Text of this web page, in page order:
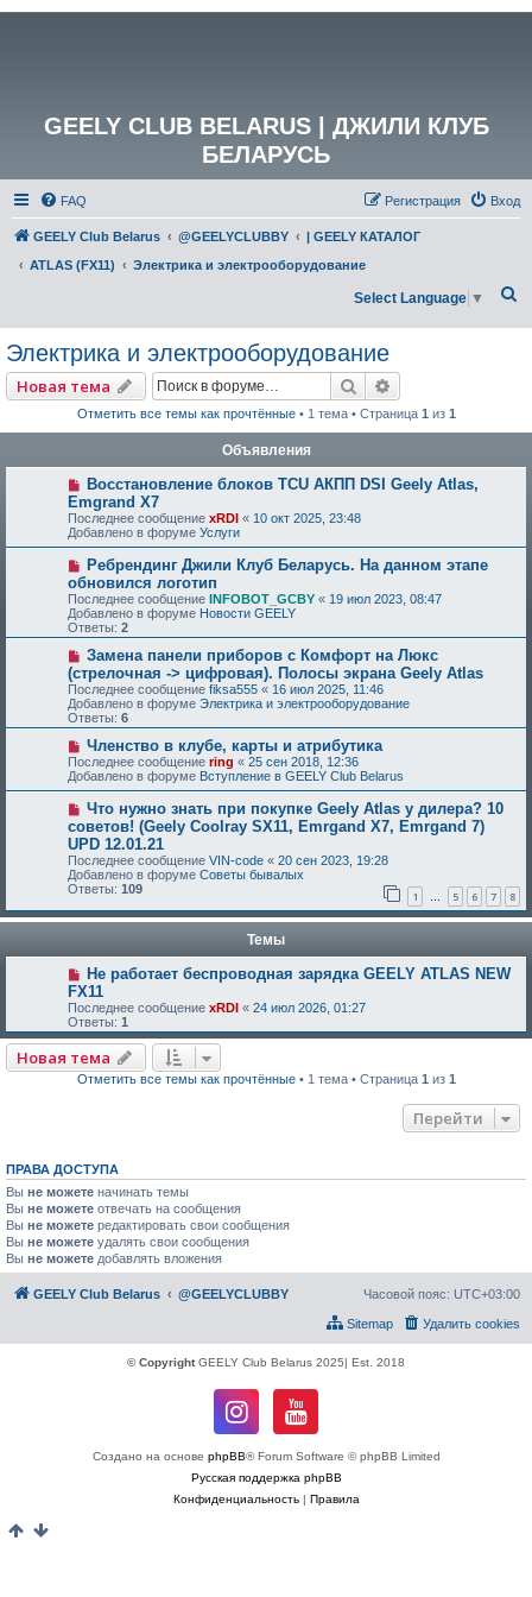
GEELY CLUB BELARUS | ДЖИЛИ КЛУБ
БЕЛАРУСЬ
FAQ Вход
Регистрация
GEELY Club Belarus @GEELYCLUBBY
| GEELY КАТАЛОГ
ATLAS (FX11)
Электрика и электрооборудование
Select Language ▼
Электрика и электрооборудование
Новая тема Поиск
Отметить все темы как прочтённые• 1 тема • Страница 1 из 1
Объявления
Восстановление блоков TCU АКПП DSI Geely Atlas,
Emgrand X7
Последнее сообщение xRDI « 10 окт 2025, 23:48
Добавлено в форуме Услуги
Ребрендинг Джили Клуб Беларусь. На данном этапе
обновился логотип
Последнее сообщение INFOBOT_GCBY « 19 июл 2023, 08:47
Добавлено в форуме Новости GEELY
Ответы: 2
Замена панели приборов с Комфорт на Люкс
(стрелочная -> цифровая). Полосы экрана Geely Atlas
Последнее сообщение fiksa555 « 16 июл 2025, 11:46
Добавлено в форуме Электрика и электрооборудование
Ответы: 6
Членство в клубе, карты и атрибутика
Последнее сообщение ring « 25 сен 2018, 12:36
Добавлено в форуме Вступление в GEELY Club Belarus
Что нужно знать при покупке Geely Atlas у дилера? 10
советов! (Geely Coolray SX11, Emrgand X7, Emrgand 7)
UPD 12.01.21
Последнее сообщение VIN-code « 20 сен 2023, 19:28
Добавлено в форуме Советы бывалых
Ответы: 109 1 … 5 6 7 8
Темы
Не работает беспроводная зарядка GEELY ATLAS NEW
FX11
Последнее сообщение xRDI « 24 июл 2026, 01:27
Ответы: 1
Новая тема
Отметить все темы как прочтённые• 1 тема • Страница 1 из 1
Перейти
ПРАВА ДОСТУПА
Вы не можете начинать темы
Вы не можете отвечать на сообщения
Вы не можете редактировать свои сообщения
Вы не можете удалять свои сообщения
Вы не можете добавлять вложения
GEELY Club Belarus @GEELYCLUBBY Часовой пояс: UTC+03:00
Удалить cookies
Sitemap
© CopyrightGEELY Club Belarus 2025| Est. 2018
Создано на основе phpBB® Forum Software © phpBB Limited
Русская поддержка phpBB
Конфиденциальность| Правила